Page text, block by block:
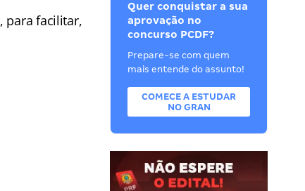
, para facilitar,
Quer conquistar a sua
aprovação no
concurso PCDF?
Prepare-se com quem
mais entende do assunto!
COMECE A ESTUDAR
NO GRAN